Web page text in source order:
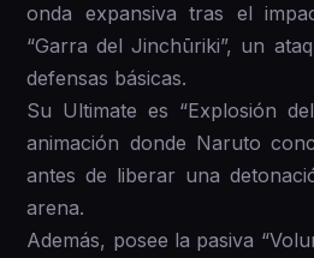
onda expansiva tras el
“Garra del Jinchūriki”, un
defensas básicas.
Su Ultimate es “Explosión
animación donde Naruto
antes de liberar una
arena.
Además, posee la pasiva